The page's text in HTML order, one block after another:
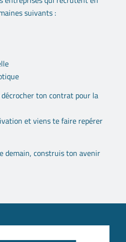
suivants :
ton contrat pour la
et viens te faire repérer
demain, construis ton avenir